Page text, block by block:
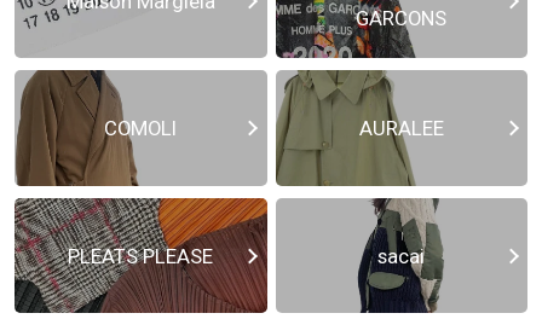
GARCONS
COMOLI AURALEE
PLEATS PLEASE sacai